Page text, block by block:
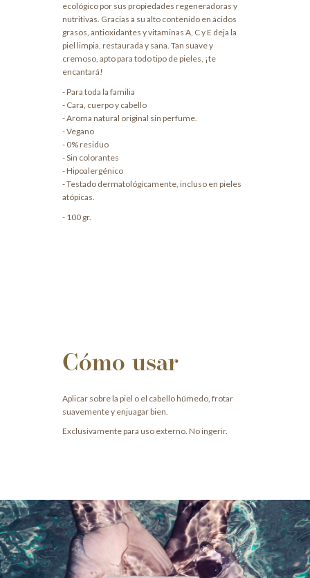
ecológico por sus propiedades regeneradoras y
nutritivas. Gracias a su alto contenido en ácidos
grasos, antioxidantes y vitaminas A, C y E deja la
piel limpia, restaurada y sana. Tan suave y
cremoso, apto para todo tipo de pieles, ¡te
encantará!
- Para toda la familia
- Cara, cuerpo y cabello
- Aroma natural original sin perfume.
- Vegano
- 0% residuo
- Sin colorantes
- Hipoalergénico
- Testado dermatológicamente, incluso en pieles
atópicas.
- 100 gr.
Cómo usar
Aplicar sobre la piel o el cabello húmedo, frotar
suavemente y enjuagar bien.
Exclusivamente para uso externo. No ingerir.